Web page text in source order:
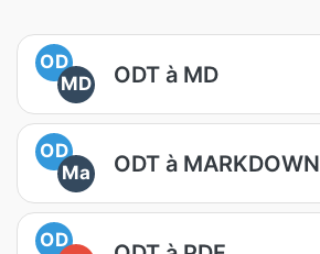
OD
MD
ODT à MD
OD
Ma
ODT à MARKDOWN
OD